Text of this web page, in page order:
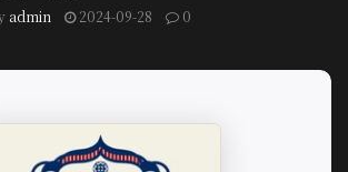
admin 2024-09-28 0